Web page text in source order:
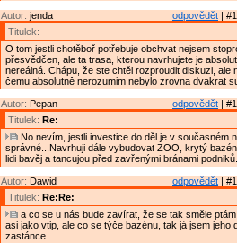
odpovědět |
Autor: jenda
Titulek:
O tom jestli chotěboř potřebuje obchvat nejsem
přesvědčen, ale ta trasa, kterou navrhujete je
nereálná. Chápu, že ste chtěl rozproudit diskuzi, ale
čemu absolutně nerozumim nebylo zrovna dvakrat
odpovědět |
Autor: Pepan
Titulek: Re:
No nevím, jestli investice do děl je v současném
správné...Navrhuji dále vybudovat ZOO, krytý
lidi bavěj a tancujou před zavřenými bránami podniků.
odpovědět |
Autor: Dawid
Titulek: Re:Re:
a co se u nás bude zavírat, že se tak směle
asi jako vtip, ale co se týče bazénu, tak já jsem jeho
zastánce.